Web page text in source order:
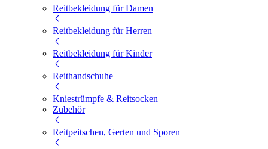
Reitbekleidung für Damen
Reitbekleidung für Herren
Reitbekleidung für Kinder
Reithandschuhe
Kniestrümpfe & Reitsocken
Zubehör
Reitpeitschen, Gerten und Sporen